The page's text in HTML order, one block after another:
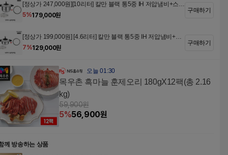
[정상가 247,000원][10리터] 칼만 블랙 통5중 IH 저압냄비+스테
인리스 찜판+[특별구성]실리콘패킹
5%179,000원
구매하기
[정상가 199,000원] [4.6리터] 칼만 블랙 통5중 IH 저압냄비+스
테인리스 찜판+[특별구성]실리콘패킹
7%129,000원
구매하기
오늘 01:30
목우촌 흑마늘 훈제오리 180gX12팩(총 2.16
kg)
59,900원
5%56,900원
께 방송하는 상품